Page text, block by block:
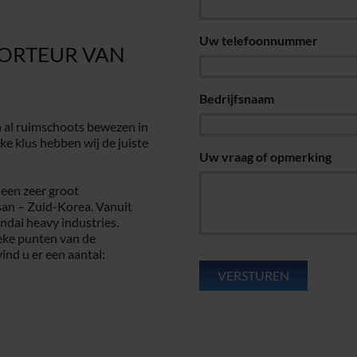
VAN
ruimschoots bewezen in
klus hebben wij de juiste
zeer groot
– Zuid-Korea. Vanuit
heavy industries.
punten van de
u er een aantal:
Uw telefoonnummer
Bedrijfsnaam
Uw vraag of opmerking